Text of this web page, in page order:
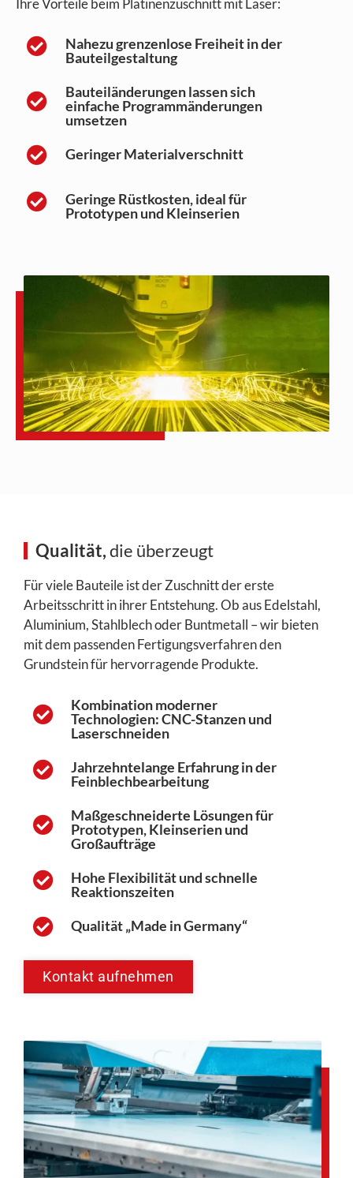
Ihre Vorteile beim Platinenzuschnitt mit Laser:
Nahezu grenzenlose Freiheit in der
Bauteilgestaltung
Bauteiländerungen lassen sich
einfache Programmänderungen
umsetzen
Geringer Materialverschnitt
Geringe Rüstkosten, ideal für
Prototypen und Kleinserien
Qualität,die überzeugt
Für viele Bauteile ist der Zuschnitt der erste
Arbeitsschritt in ihrer Entstehung. Ob aus Edelstahl,
Aluminium, Stahlblech oder Buntmetall – wir bieten
mit dem passenden Fertigungsverfahren den
Grundstein für hervorragende Produkte.
Kombination moderner
Technologien: CNC-Stanzen und
Laserschneiden
Jahrzehntelange Erfahrung in der
Feinblechbearbeitung
Maßgeschneiderte Lösungen für
Prototypen, Kleinserien und
Großaufträge
Hohe Flexibilität und schnelle
Reaktionszeiten
Qualität „Made in Germany“
Kontakt aufnehmen